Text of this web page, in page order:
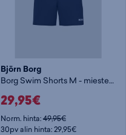
Björn Borg
Borg Swim Shorts M - miesten uimashortsit
29,95€
Norm. hinta:49,95€
30pv alin hinta: 29,95€